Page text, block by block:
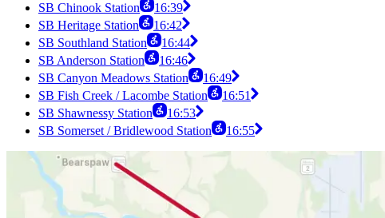
SB Chinook Station
16:39
SB Heritage Station
16:42
SB Southland Station
16:44
SB Anderson Station
16:46
SB Canyon Meadows Station
16:49
SB Fish Creek / Lacombe Station
16:51
SB Shawnessy Station
16:53
SB Somerset / Bridlewood Station
16:55